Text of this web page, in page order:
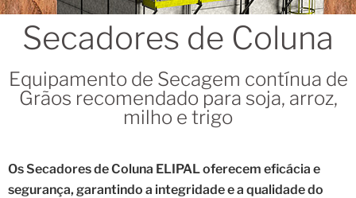
Secadores de Coluna
Equipamento de Secagem contínua de
Grãos recomendado para soja, arroz,
milho e trigo
Os Secadores de Coluna ELIPAL oferecem eficácia e
segurança, garantindo a integridade e a qualidade do